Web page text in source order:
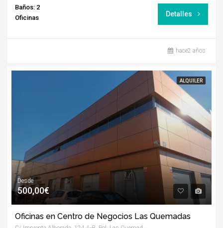
Baños: 2
Oficinas
Detalles
hace2 años
ALQUILER
Desde
500,00€
Oficinas en Centro de Negocios Las Quemadas